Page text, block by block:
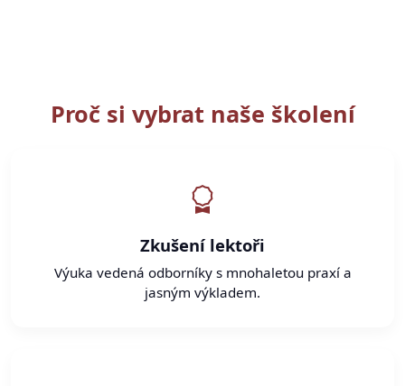
Proč si vybrat naše školení
Zkušení lektoři
Výuka vedená odborníky s mnohaletou praxí a
jasným výkladem.